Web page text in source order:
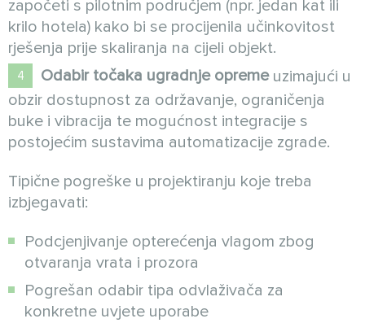
započeti s pilotnim područjem (npr. jedan kat ili
krilo hotela) kako bi se procijenila učinkovitost
rješenja prije skaliranja na cijeli objekt.
Odabir točaka ugradnje opremeuzimajući u
obzir dostupnost za održavanje, ograničenja
buke i vibracija te mogućnost integracije s
postojećim sustavima automatizacije zgrade.
Tipične pogreške u projektiranju koje treba
izbjegavati:
Podcjenjivanje opterećenja vlagom zbog
otvaranja vrata i prozora
Pogrešan odabir tipa odvlaživača za
konkretne uvjete uporabe